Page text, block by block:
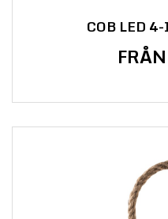
COB LED